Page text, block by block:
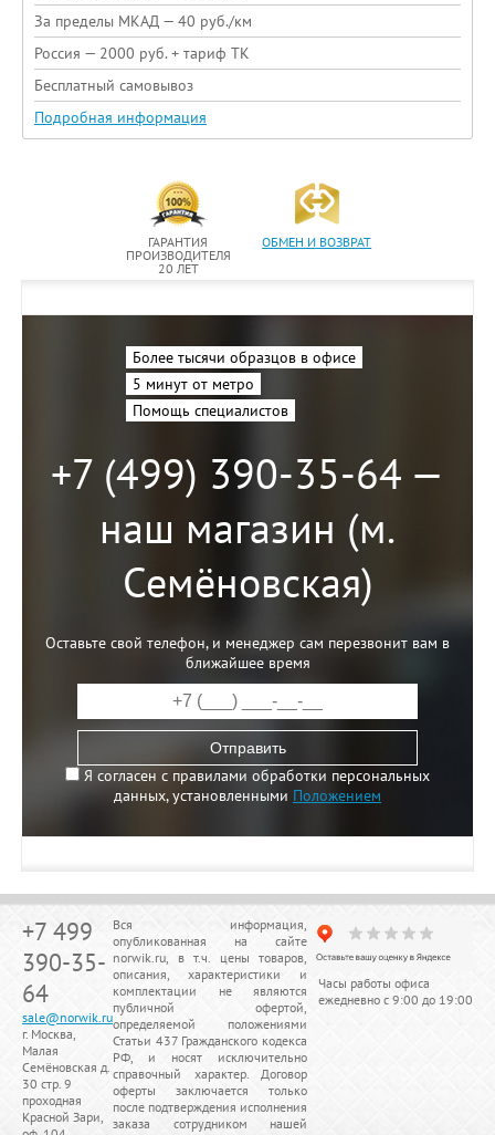
За пределы МКАД — 40 руб./км
Россия — 2000 руб. + тариф ТК
Бесплатный самовывоз
Подробная информация
ГАРАНТИЯ
ПРОИЗВОДИТЕЛЯ
20 ЛЕТ
ОБМЕН И ВОЗВРАТ
Более тысячи образцов в офисе
5 минут от метро
Помощь специалистов
+7 (499) 390-35-64 —
наш магазин (м.
Семёновская)
Оставьте свой телефон, и менеджер сам перезвонит вам в
ближайшее время
Отправить
Я согласен с правилами обработки персональных
данных, установленными Положением
+7 499
390-35-
64
sale@norwik.ru
г. Москва,
Малая
Семёновская д.
30 стр. 9
проходная
Красной Зари,
Вся информация,
опубликованная на сайте
norwik.ru, в т.ч. цены товаров,
описания, характеристики и
комплектации не являются
публичной офертой,
определяемой положениями
Статьи 437 Гражданского кодекса
РФ, и носят исключительно
справочный характер. Договор
оферты заключается только
после подтверждения исполнения
заказа сотрудником нашей
Часы работы офиса
ежедневно с 9:00 до 19:00